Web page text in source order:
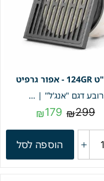
124GR - אפור גרפיט
ניקוז מרובע דגם "אנג'ל" | 10/10 | פטנט חוסם ריחות וחרקים | אפור גרפיט | מק"ט 124GR
₪299
₪179
הוספה לסל